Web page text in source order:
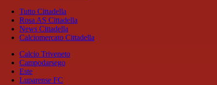
Tutto Cittadella
Rosa AS Cittadella
News Cittadella
Calciomercato Cittadella
Calcio Triveneto
Campodarsego
Este
Luparense FC